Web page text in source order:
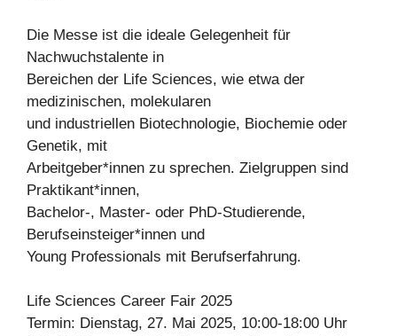
Die Messe ist die ideale Gelegenheit für
Nachwuchstalente in
Bereichen der Life Sciences, wie etwa der
medizinischen, molekularen
und industriellen Biotechnologie, Biochemie oder
Genetik, mit
Arbeitgeber*innen zu sprechen. Zielgruppen sind
Praktikant*innen,
Bachelor-, Master- oder PhD-Studierende,
Berufseinsteiger*innen und
Young Professionals mit Berufserfahrung.
Life Sciences Career Fair 2025
Termin: Dienstag, 27. Mai 2025, 10:00-18:00 Uhr